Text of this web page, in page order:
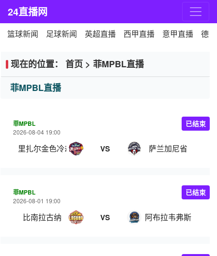
24直播网
篮球新闻 足球新闻 英超直播 西甲直播 意甲直播 德
现在的位置： 首页 > 菲MPBL直播
菲MPBL直播
菲MPBL
2026-08-04 19:00
里扎尔金色冷却器 VS 萨兰加尼省
已结束
菲MPBL
2026-08-01 19:00
比南拉古纳 VS 阿布拉韦弗斯
已结束